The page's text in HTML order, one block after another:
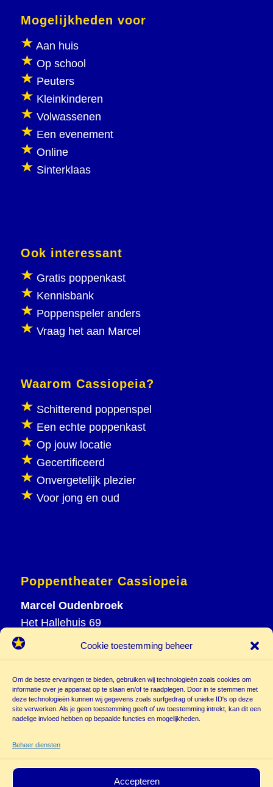
Cookie toestemming beheer
Om de beste ervaringen te bieden, gebruiken wij technologieën zoals cookies om
informatie over je apparaat op te slaan en/of te raadplegen. Door in te stemmen met
deze technologieën kunnen wij gegevens zoals surfgedrag of unieke ID's op deze
site verwerken. Als je geen toestemming geeft of uw toestemming intrekt, kan dit een
nadelige invloed hebben op bepaalde functies en mogelijkheden.
Beheer diensten
Accepteren
Mogelijkheden voor
Aan huis
Op school
Peuters
Kleinkinderen
Volwassenen
Een evenement
Online
Sinterklaas
Ook interessant
Gratis poppenkast
Kennisbank
Poppenspeler anders
Vraag het aan Marcel
Waarom Cassiopeia?
Schitterend poppenspel
Een echte poppenkast
Op jouw locatie
Gecertificeerd
Onvergetelijk plezier
Voor jong en oud
Poppentheater Cassiopeia
Marcel Oudenbroek
Het Hallehuis 69
3823 VH Amersfoort
M 06 20 26 94 61
info@
poppentheatercassiopeia.nl